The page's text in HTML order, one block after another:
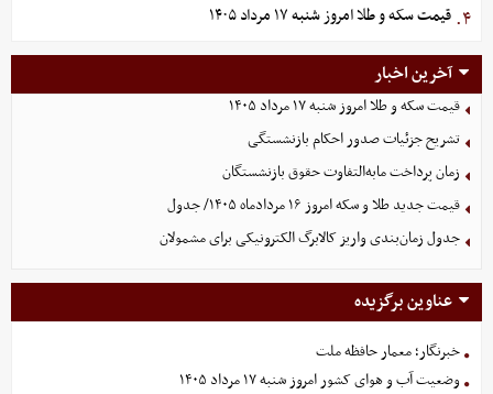
۴. قیمت سکه و طلا امروز شنبه ۱۷ مرداد ۱۴۰۵
آخرین اخبار
قیمت سکه و طلا امروز شنبه ۱۷ مرداد ۱۴۰۵
تشریح جزئیات صدور احکام بازنشستگی
زمان پرداخت مابه‌التفاوت حقوق بازنشستگان
قیمت جدید طلا و سکه امروز ۱۶ مردادماه ۱۴۰۵/ جدول
جدول زمان‌بندی واریز کالابرگ الکترونیکی برای مشمولان
عناوین برگزیده
خبرنگار؛ معمار حافظه ملت
وضعیت آب و هوای کشور امروز شنبه ۱۷ مرداد ۱۴۰۵